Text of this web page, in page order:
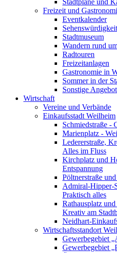
Freizeit und
Eventkalender
Stadtmuseum
Wandern rund
Radtouren
Freizeitanlagen
Gastronomie in
Sommer in der
Sonstige
Wirtschaft
Vereine und Verbände
Einkaufsstadt Weilheim
Schmiedstraße -
Marienplatz -
Ledererstraße,
Alles im Fluss
Kirchplatz und
Entspannung
Pöltnerstraße
Admiral-Hipper-
Praktisch alles
Rathausplatz
Kreativ am
Neidhart-
Wirtschaftsstandort
Gewerbegebiet
Gewerbegebiet